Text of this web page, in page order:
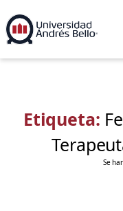
Etiqueta:
Se